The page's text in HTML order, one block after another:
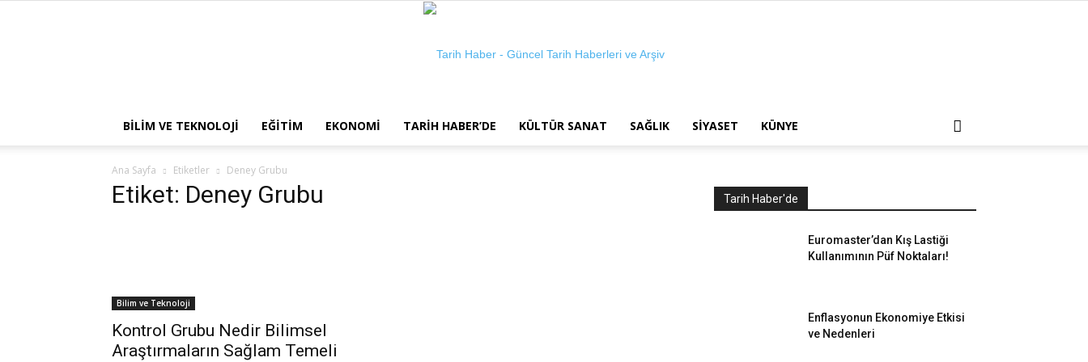
BILIM VE TEKNOLOJI EĞITIM EKONOMI TARIH HABER’DE KÜLTÜR SANAT SAĞLIK SIYASET KÜNYE
Ana Sayfa Etiketler Deney Grubu
Etiket: Deney Grubu
Bilim ve Teknoloji
Kontrol Grubu Nedir Bilimsel
Araştırmaların Sağlam Temeli
Tarih Haber'de
Euromaster’dan Kış Lastiği
Kullanımının Püf Noktaları!
Enflasyonun Ekonomiye Etkisi
ve Nedenleri